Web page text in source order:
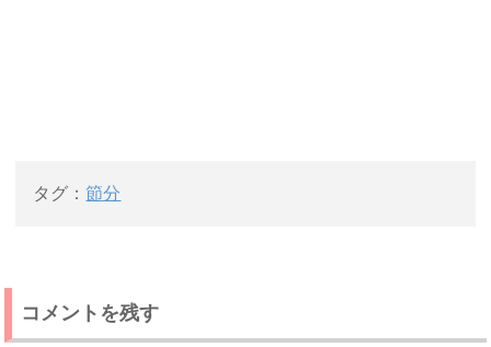
タグ：節分
コメントを残す